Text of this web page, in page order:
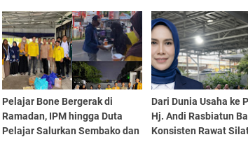
Pelajar Bone Bergerak di
Ramadan, IPM hingga Duta
Pelajar Salurkan Sembako dan
Dari Dunia Usaha ke
Hj. Andi Rasbiatun
Konsisten Rawat